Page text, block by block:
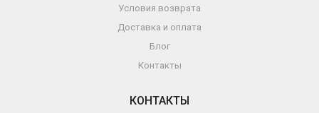
Условия возврата
Доставка и оплата
Блог
Контакты
КОНТАКТЫ